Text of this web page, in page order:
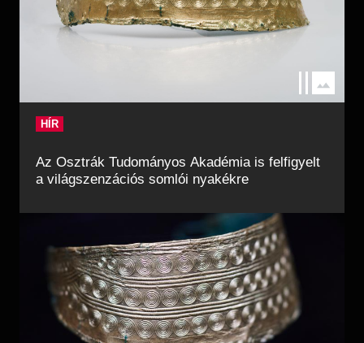
HÍR
Az Osztrák Tudományos Akadémia is felfigyelt
a világszenzációs somlói nyakékre